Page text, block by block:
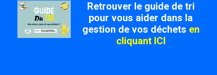
Retrouver le guide de tri
pour vous aider dans la
gestion de vos déchets en
cliquant ICI